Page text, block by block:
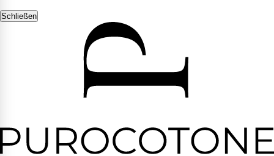
Schließen